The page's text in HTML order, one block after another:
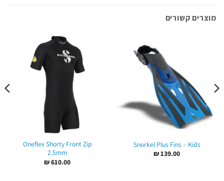
מוצרים קשורים
Snorkel Plus Fins – Kids
₪139.00
Oneflex Shorty Front Zip
2.5mm
₪610.00